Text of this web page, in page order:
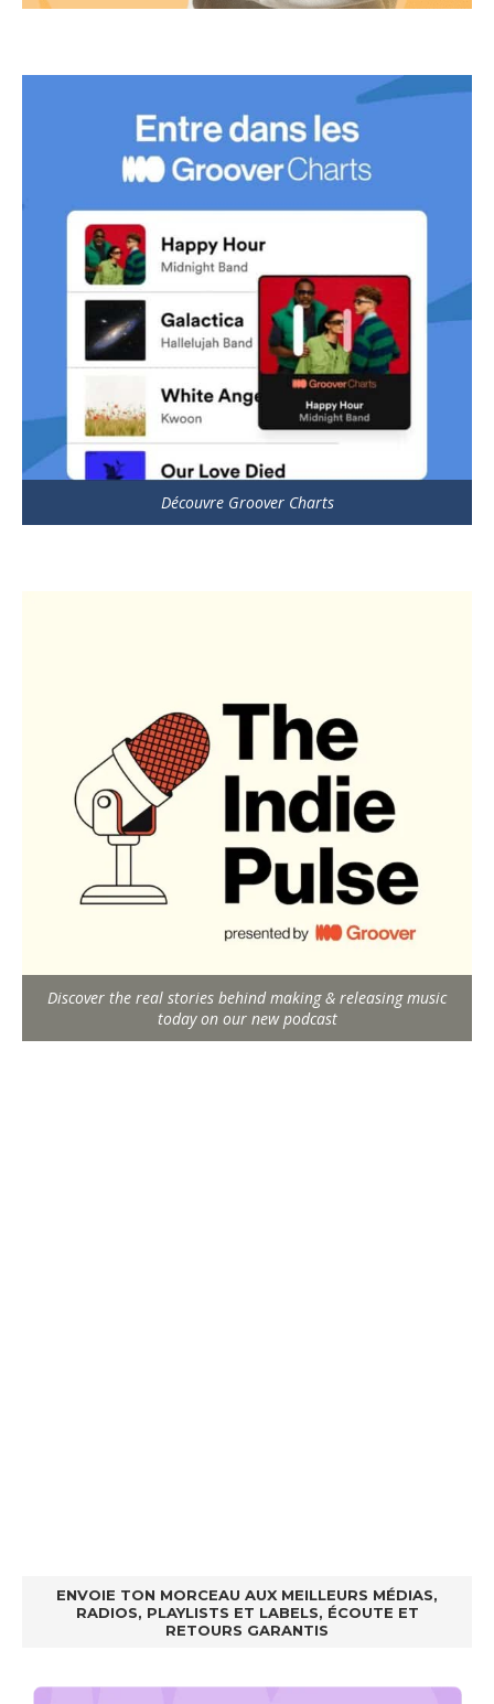
Découvre Groover Charts
Discover the real stories behind making & releasing music
today on our new podcast
ENVOIE TON MORCEAU AUX MEILLEURS MÉDIAS,
RADIOS, PLAYLISTS ET LABELS, ÉCOUTE ET
RETOURS GARANTIS